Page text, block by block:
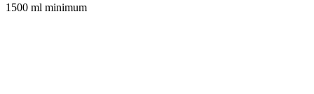
1500 ml minimum